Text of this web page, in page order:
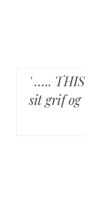
' …..
sit grif